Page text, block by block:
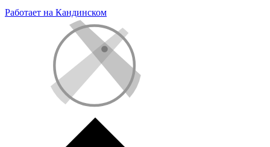
Работает на Кандинском